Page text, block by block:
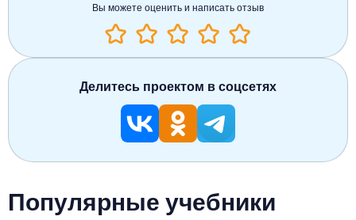
Популярные учебники
Вы можете оценить и написать отзыв
Делитесь проектом в соцсетях